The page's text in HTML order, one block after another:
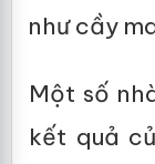
như cầy
Một số
kết quả